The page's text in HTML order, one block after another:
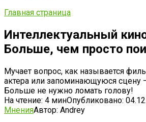
Главная страница
Интеллектуальный
Больше, чем просто
Мучает вопрос, как называется
актера или запоминающуюся сцену
Больше не нужно ломать голову!
На чтение: 4 минОпубликовано:
МненияАвтор: Andrey